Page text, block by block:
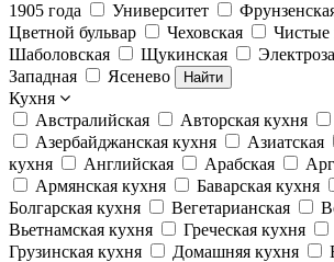
1905 года
Университет
Цветной бульвар
Чеховская
Чистые
Шаболовская
Щукинская
Западная
Ясенево Найти
Кухня
Австралийская
Авторская кухня
Азербайджанская кухня
Азиатская
кухня
Английская Арабская
Армянская кухня
Баварская кухня
Болгарская кухня
Вегетарианская
Вьетнамская кухня
Греческая кухня
Грузинская кухня
Домашняя кухня